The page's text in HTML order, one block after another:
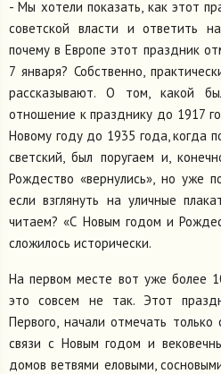
- Мы хотели показать, как этот
советской власти и ответить
почему в Европе этот праздник
7 января? Собственно,
рассказывают. О том, какой
отношение к празднику до 1917
Новому году до 1935 года, когда
светский, был поругаем и,
Рождество «вернулись», но уже
если взглянуть на уличные
читаем? «С Новым годом и
сложилось исторически.
На первом месте вот уже более
это совсем не так. Этот
Первого, начали отмечать
связи с Новым годом и
домов ветвями еловыми,